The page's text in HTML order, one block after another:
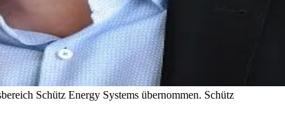
Schütz Energy Systems übernommen. Schütz